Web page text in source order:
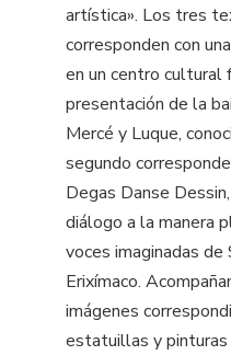
artística». Los tres
corresponden con
en un centro cultural
presentación de la
Mercé y Luque,
segundo
Degas Danse
diálogo a la manera
voces imaginadas
Erixímaco.
imágenes
estatuillas y